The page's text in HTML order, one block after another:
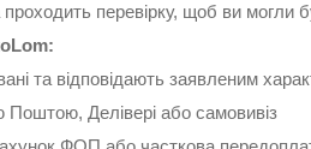
перевірку, щоб ви могли
та відповідають заявленим
Делівері або самовивіз